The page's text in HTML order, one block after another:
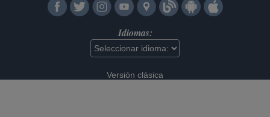
Idiomas:
Versión clásica